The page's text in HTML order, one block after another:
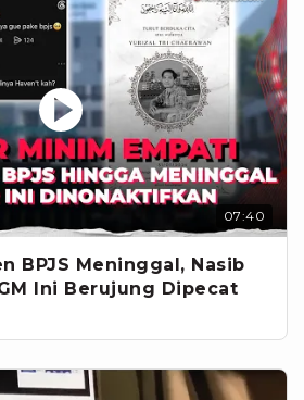
07:40
BPJS Meninggal, Nasib
Ini Berujung Dipecat